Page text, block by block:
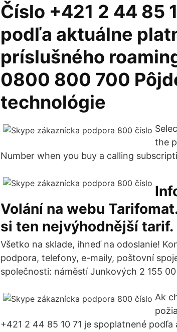
Číslo +421 2 44 85
podľa aktuálne
príslušného
0800 800 700
technológie
the
Number when you buy a calling
Volání na webu
si ten nejvýhodnější tarif.
Všetko na sklade, ihneď na odoslanie!
podpora, telefony, e-maily, poštovní
společnosti: náměstí Junkových 2 155
Ak
+421 2 44 85 10 71 je spoplatnené